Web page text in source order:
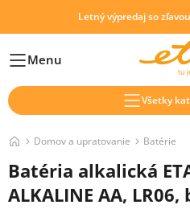
Letný výpredaj so
HlavníMenu
Všetky
Domov a upratovanie Batérie
Batéria alkalická
ALKALINE AA,